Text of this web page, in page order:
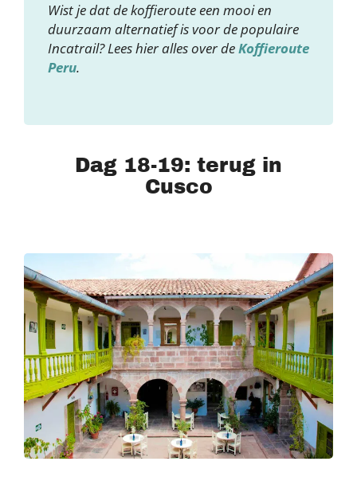
Wist je dat de koffieroute een mooi en
duurzaam alternatief is voor de populaire
Incatrail? Lees hier alles over deKoffieroute
Peru.
Dag 18-19: terug in
Cusco